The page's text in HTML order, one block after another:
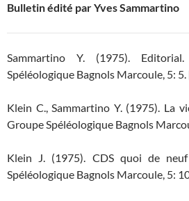
Bulletin édité par Yves Sammartino
Sammartino Y. (1975).
Spéléologique Bagnols Marcoule, 5: 5.
Klein C., Sammartino Y. (1975). La
Groupe Spéléologique Bagnols
Klein J. (1975). CDS quoi de
Spéléologique Bagnols Marcoule, 5: